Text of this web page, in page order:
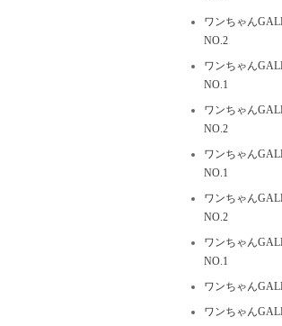
ワンちゃん
NO.2
ワンちゃん
NO.1
ワンちゃん
NO.2
ワンちゃん
NO.1
ワンちゃん
NO.2
ワンちゃん
NO.1
ワンちゃん
ワンちゃん